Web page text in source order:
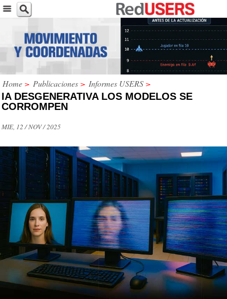
Home > Publicaciones > Informes USERS >
IA DESGENERATIVA LOS MODELOS SE
CORROMPEN
MIE, 12 / NOV / 2025